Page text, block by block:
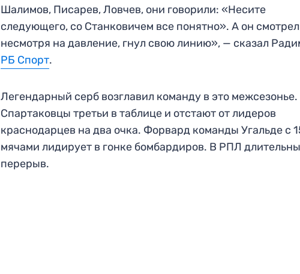
Шалимов, Писарев, Ловчев, они говорили: «Несите
следующего, со Станковичем все понятно». А он
несмотря на давление, гнул свою линию», — сказал
РБ Спорт.
Легендарный серб возглавил команду в это межсезонье.
Спартаковцы третьи в таблице и отстают от лидеров
краснодарцев на два очка. Форвард команды Угальде с
мячами лидирует в гонке бомбардиров. В РПЛ
перерыв.